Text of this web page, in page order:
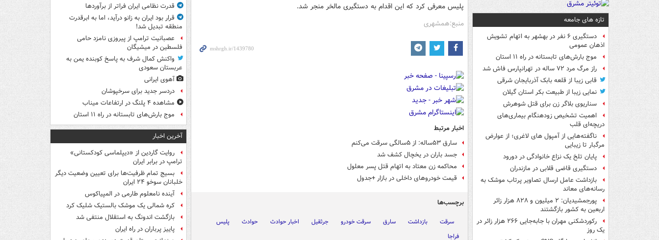
تازه های جامعه
دستگیری ۶ نفر در بهشهر به اتهام تشویش
اذهان عمومی
موج بارش‌های تابستانه در راه ۱۱ استان
راز مرگ مرد ۷۲ ساله در تهرانپارس فاش شد
قابی زیبا از قلعه بابک آذربایجان شرقی
نمایی زیبا از طبیعت بکر استان گیلان
سناریوی بلاگر زن برای قتل شوهرش
اهمیت تشخیص زودهنگام بیماری‌های
دریچه‌ای قلب
ناگفته‌هایی از آمپول های لاغری؛ از عوارض
مرگبار تا زیبایی
پایان تلخ یک نزاع خانوادگی در دورود
دستگیری قاضی قلابی در مازندران
بازداشت عامل ارسال تصاویر پرتاب موشک به
رسانه‌های معاند
پورجمشیدیان: ۲ میلیون و ۸۲۸ هزار زائر
اربعین به کشور بازگشتند
رکوردشکنی مهران با جابه‌جایی ۲۶۶ هزار زائر در
یک روز
پلیس معرفی کرد که این اقدام به دستگیری مالخر منجر شد.
منبع:همشهری
اخبار مرتبط
سارق ۵۳ساله: از ۵سالگی سرقت می‌کنم
جسد باران در یخچال کشف شد
محاکمه زن معتاد به اتهام قتل پسر معلول
قیمت خودروهای داخلی در بازار +جدول
برچسب‌ها
سرقت بازداشت سارق سرقت خودرو جرثقیل اخبار حوادث حوادث
پلیس
فراجا
قدرت نظامی ایران فراتر از برآوردها
قرار بود ایران به زانو درآید، اما به ابرقدرت
منطقه تبدیل شد!
عصبانیت ترامپ از پیروزی نامزد حامی
فلسطین در میشیگان
واکنش کمال شرف به پاسخ کوبنده یمن به
عربستان سعودی
آهوی ایرانی
دردسر جدید برای سرخپوشان
مشاهده ۴ پلنگ در ارتفاعات میناب
موج بارش‌های تابستانه در راه ۱۱ استان
آخرین اخبار
روایت گاردین از «دیپلماسی کودکستانی»
ترامپ در برابر ایران
بسیج تمام ظرفیت‌ها برای تعیین وضعیت دیگر
خلبانان سوخو ۲۴ ایران
آینده نامعلوم طارمی در المپیاکوس
کره شمالی یک موشک بالستیک شلیک کرد
بازگشت اندونگ به استقلال منتفی شد
پاییز پرباران در راه ایران